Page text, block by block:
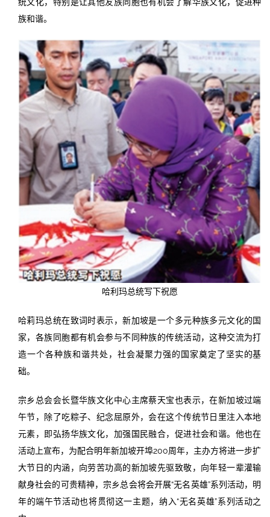
族和谐。
哈利玛总统写下祝愿
哈莉玛总统在致词时表示，新加坡是一个多元种族多元文化的国
家，各族同胞都有机会参与不同种族的传统活动，这种交流为打
造一个各种族和谐共处，社会凝聚力强的国家奠定了坚实的基
础。
宗乡总会会长暨华族文化中心主席蔡天宝也表示，在新加坡过端
午节，除了吃粽子、纪念屈原外，会在这个传统节日里注入本地
元素，即弘扬华族文化，加强国民融合，促进社会和谐。他也在
活动上宣布，为配合明年新加坡开埠200周年，主办方将进一步扩
大节日的内涵，向劳苦功高的新加坡先驱致敬，向年轻一辈灌输
献身社会的可贵精神，宗乡总会将会开展“无名英雄”系列活动，明
年的端午节活动也将贯彻这一主题，纳入“无名英雄”系列活动之